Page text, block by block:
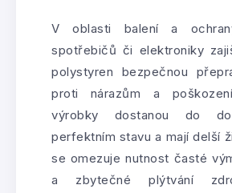
V oblasti balení a
spotřebičů či elektroniky
polystyren bezpečnou
proti nárazům a
výrobky dostanou do
perfektním stavu a mají delší
se omezuje nutnost časté
a zbytečné plýtvání